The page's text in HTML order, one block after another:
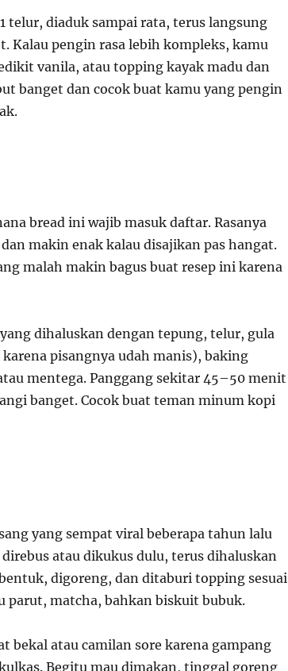
telur, diaduk sampai rata, terus langsung
Kalau pengin rasa lebih kompleks, kamu
vanila, atau topping kayak madu dan
banget dan cocok buat kamu yang pengin
bread ini wajib masuk daftar. Rasanya
makin enak kalau disajikan pas hangat.
malah makin bagus buat resep ini karena
dihaluskan dengan tepung, telur, gula
pisangnya udah manis), baking
mentega. Panggang sekitar 45–50 menit
banget. Cocok buat teman minum kopi
yang sempat viral beberapa tahun lalu
atau dikukus dulu, terus dihaluskan
digoreng, dan ditaburi topping sesuai
parut, matcha, bahkan biskuit bubuk.
bekal atau camilan sore karena gampang
Begitu mau dimakan, tinggal goreng